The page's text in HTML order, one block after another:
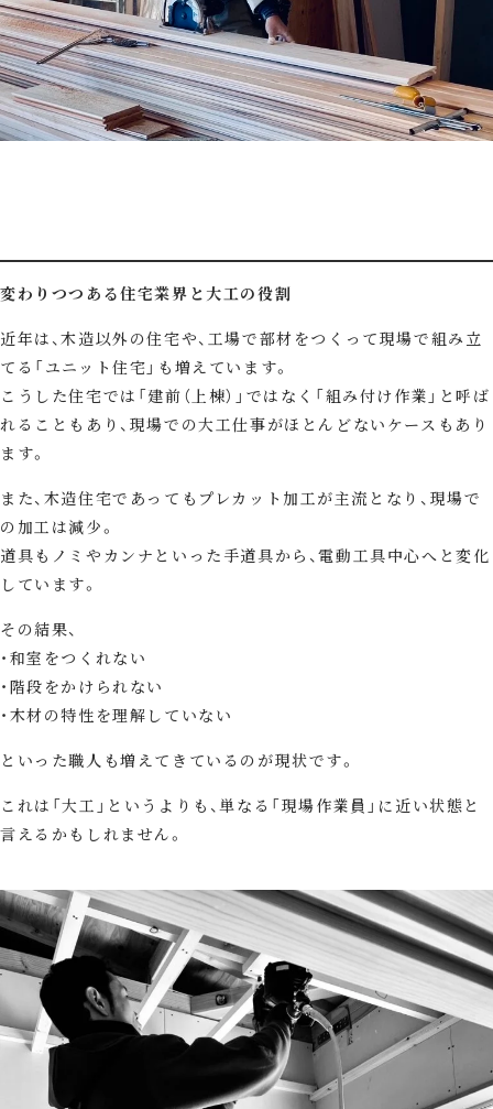
変わりつつある住宅業界と大工の役割
近年は、木造以外の住宅や、工場で部材をつくって現場で組み立
てる「ユニット住宅」も増えています。
こうした住宅では「建前（上棟）」ではなく「組み付け作業」と呼ば
れることもあり、現場での大工仕事がほとんどないケースもあり
ます。
また、木造住宅であってもプレカット加工が主流となり、現場で
の加工は減少。
道具もノミやカンナといった手道具から、電動工具中心へと変化
しています。
その結果、
和室をつくれない
階段をかけられない
木材の特性を理解していない
といった職人も増えてきているのが現状です。
これは「大工」というよりも、単なる「現場作業員」に近い状態と
言えるかもしれません。